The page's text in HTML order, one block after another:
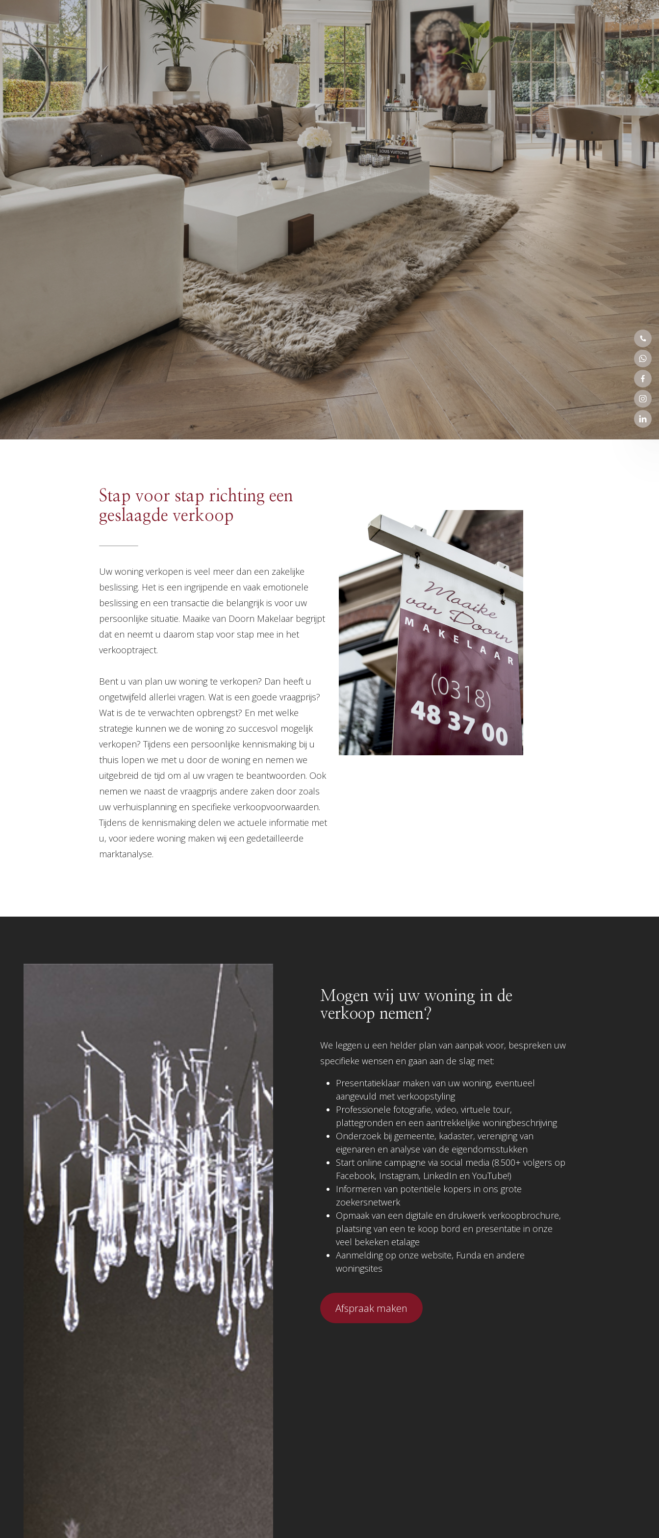
Stap voor stap richting een
geslaagde verkoop
Uw woning verkopen is veel meer dan een zakelijke
beslissing. Het is een ingrijpende en vaak emotionele
beslissing en een transactie die belangrijk is voor uw
persoonlijke situatie. Maaike van Doorn Makelaar begrijpt
dat en neemt u daarom stap voor stap mee in het
verkooptraject.
Bent u van plan uw woning te verkopen? Dan heeft u
ongetwijfeld allerlei vragen. Wat is een goede vraagprijs?
Wat is de te verwachten opbrengst? En met welke
strategie kunnen we de woning zo succesvol mogelijk
verkopen? Tijdens een persoonlijke kennismaking bij u
thuis lopen we met u door de woning en nemen we
uitgebreid de tijd om al uw vragen te beantwoorden. Ook
nemen we naast de vraagprijs andere zaken door zoals
uw verhuisplanning en specifieke verkoopvoorwaarden.
Tijdens de kennismaking delen we actuele informatie met
u, voor iedere woning maken wij een gedetailleerde
marktanalyse.
Mogen wij uw woning in de
verkoop nemen?
We leggen u een helder plan van aanpak voor, bespreken uw
specifieke wensen en gaan aan de slag met:
Presentatieklaar maken van uw woning, eventueel
aangevuld met verkoopstyling
Professionele fotografie, video, virtuele tour,
plattegronden en een aantrekkelijke woningbeschrijving
Onderzoek bij gemeente, kadaster, vereniging van
eigenaren en analyse van de eigendomsstukken
Start online campagne via social media (8.500+ volgers op
Facebook, Instagram, LinkedIn en YouTube!)
Informeren van potentiële kopers in ons grote
zoekersnetwerk
Opmaak van een digitale en drukwerk verkoopbrochure,
plaatsing van een te koop bord en presentatie in onze
veel bekeken etalage
Aanmelding op onze website, Funda en andere
woningsites
Afspraak maken